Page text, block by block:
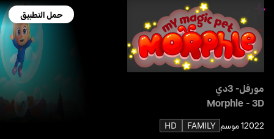
حمل التطبيق
مورفل- 3دي
Morphle - 3D
20221 موسم FAMILY
HD